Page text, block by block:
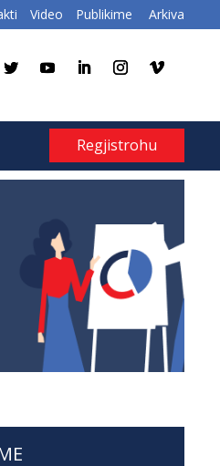
Video Publikime Arkiva
Regjistrohu